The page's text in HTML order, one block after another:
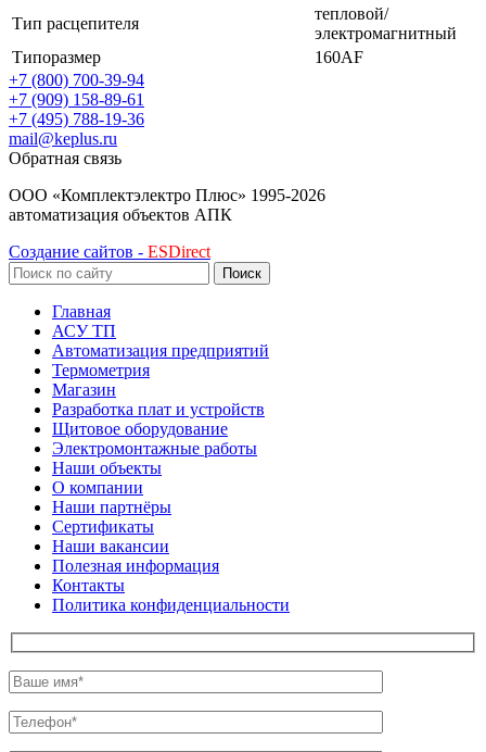
Тип расцепителя
тепловой/
электромагнитный
Типоразмер
160AF
+7 (800) 700-39-94
+7 (909) 158-89-61
+7 (495) 788-19-36
mail@keplus.ru
Обратная связь
ООО «Комплектэлектро Плюс» 1995-2026
автоматизация объектов АПК
Создание сайтов - ESDirect
Поиск
Главная
АСУ ТП
Автоматизация предприятий
Термометрия
Магазин
Разработка плат и устройств
Щитовое оборудование
Электромонтажные работы
Наши объекты
О компании
Наши партнёры
Сертификаты
Наши вакансии
Полезная информация
Контакты
Политика конфиденциальности